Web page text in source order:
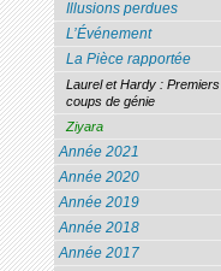
Illusions perdues
L’Événement
La Pièce rapportée
Laurel et Hardy : Premiers
coups de génie
Ziyara
Année 2021
Année 2020
Année 2019
Année 2018
Année 2017